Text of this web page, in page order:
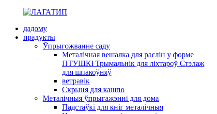
дадому
прадукты
Ўпрыгожванне саду
Металічная вешалка для раслін у форме
ПТУШКІ Трымальнік для ліхтароў Стэлаж
для шпакоўняў
ветравік
Скрыня для кашпо
Металічныя ўпрыгажэнні для дома
Падстаўкі для кніг металічныя